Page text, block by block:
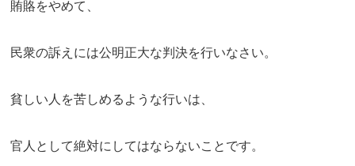
賄賂をやめて、
民衆の訴えには公明正大な判決を行いなさい。
貧しい人を苦しめるような行いは、
官人として絶対にしてはならないことです。